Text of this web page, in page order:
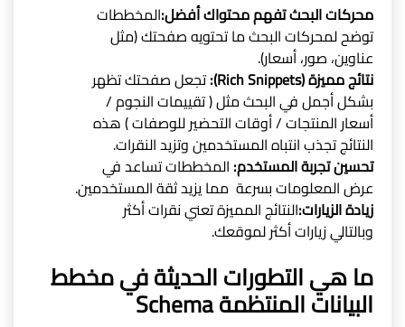
محركات البحث تفهم محتواك أفضل:المخططات
توضح لمحركات البحث ما تحتويه صفحتك (مثل
عناوين، صور، أسعار).
نتائج مميزة (Rich Snippets):
تجعل صفحتك تظهر
بشكل أجمل في البحث مثل ( تقييمات النجوم /
أسعار المنتجات / أوقات التحضير للوصفات ) هذه
النتائج تجذب انتباه المستخدمين وتزيد النقرات.
تحسين تجربة المستخدم: المخططات تساعد في
عرض المعلومات بسرعة مما يزيد ثقة المستخدمين.
زيادة الزيارات:النتائج المميزة تعني نقرات أكثر
وبالتالي زيارات أكثر لموقعك.
ما هي التطورات الحديثة في مخطط
البيانات المنتظمة Schema